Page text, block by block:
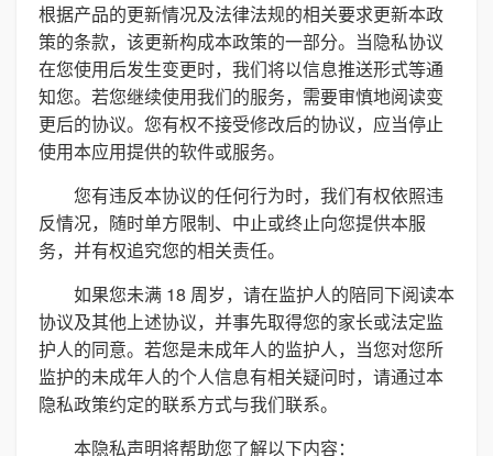
根据产品的更新情况及法律法规的相关要求更新本政
策的条款，该更新构成本政策的一部分。当隐私协议
在您使用后发生变更时，我们将以信息推送形式等通
知您。若您继续使用我们的服务，需要审慎地阅读变
更后的协议。您有权不接受修改后的协议，应当停止
使用本应用提供的软件或服务。
您有违反本协议的任何行为时，我们有权依照违
反情况，随时单方限制、中止或终止向您提供本服
务，并有权追究您的相关责任。
如果您未满 18 周岁，请在监护人的陪同下阅读本
协议及其他上述协议，并事先取得您的家长或法定监
护人的同意。若您是未成年人的监护人，当您对您所
监护的未成年人的个人信息有相关疑问时，请通过本
隐私政策约定的联系方式与我们联系。
本隐私声明将帮助您了解以下内容：